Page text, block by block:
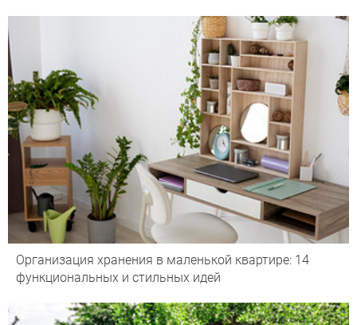
Организация хранения в маленькой квартире: 14
функциональных и стильных идей